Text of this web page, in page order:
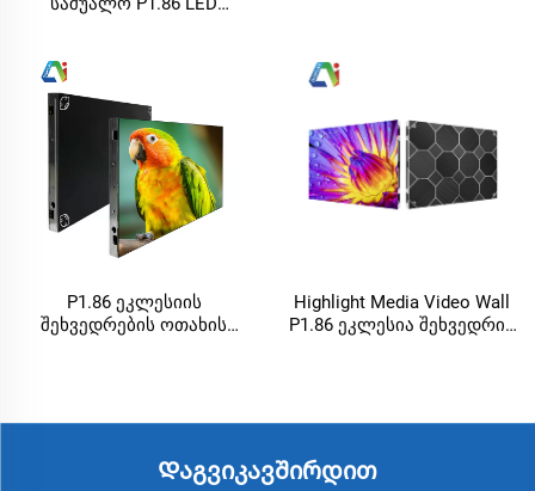
სტენა სრული ფერის
საშუალო ფიქსირებული
LED პანელი
შეხვედრა, TV წერემონია
P1.86 ეკლესიის
შეხვედრების ოთახის
ეკრანის პანელი
Highlight Media Video Wall
P1.86 ეკლესია შეხვედრის
LED სტენდის პანელი
Დაგვიკავშირდით